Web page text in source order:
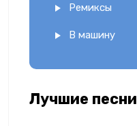
Ремиксы
В машину
Лучшие песни